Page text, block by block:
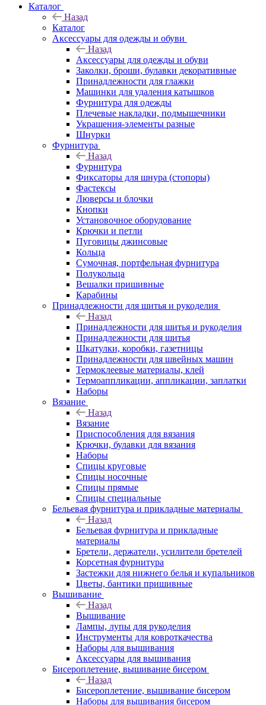
Каталог
Назад
Каталог
Аксессуары для одежды и обуви
Назад
Аксессуары для одежды и обуви
Заколки, броши, булавки декоративные
Принадлежности для глажки
Машинки для удаления катышков
Фурнитура для одежды
Плечевые накладки, подмышечники
Украшения-элементы разные
Шнурки
Фурнитура
Назад
Фурнитура
Фиксаторы для шнура (стопоры)
Фастексы
Люверсы и блочки
Кнопки
Установочное оборудование
Крючки и петли
Пуговицы джинсовые
Кольца
Сумочная, портфельная фурнитура
Полукольца
Вешалки пришивные
Карабины
Принадлежности для шитья и рукоделия
Назад
Принадлежности для шитья и рукоделия
Принадлежности для шитья
Шкатулки, коробки, газетницы
Принадлежности для швейных машин
Термоклеевые материалы, клей
Термоаппликации, аппликации, заплатки
Наборы
Вязание
Назад
Вязание
Приспособления для вязания
Крючки, булавки для вязания
Наборы
Спицы круговые
Спицы носочные
Спицы прямые
Спицы специальные
Бельевая фурнитура и прикладные материалы
Назад
Бельевая фурнитура и прикладные
материалы
Бретели, держатели, усилители бретелей
Корсетная фурнитура
Застежки для нижнего белья и купальников
Цветы, бантики пришивные
Вышивание
Назад
Вышивание
Лампы, лупы для рукоделия
Инструменты для ковроткачества
Наборы для вышивания
Аксессуары для вышивания
Бисероплетение, вышивание бисером
Назад
Бисероплетение, вышивание бисером
Наборы для вышивания бисером